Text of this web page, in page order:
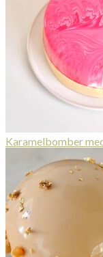
Karamelbomber